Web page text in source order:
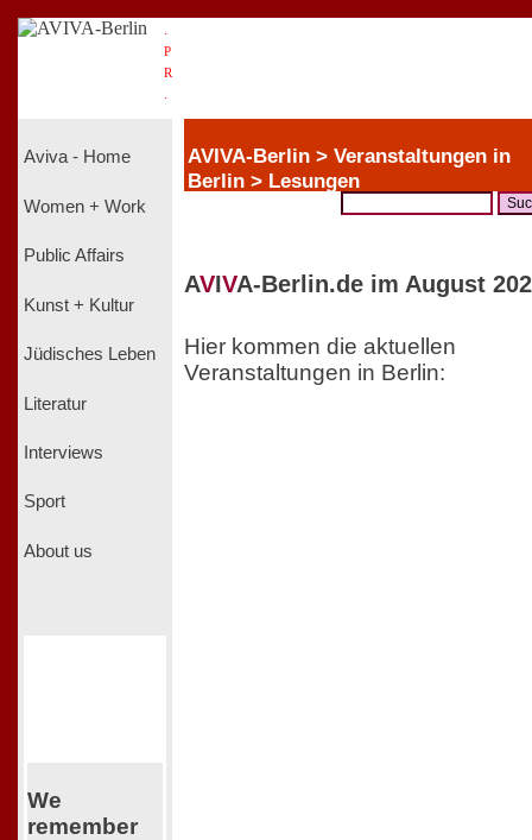
P
R
Aviva - Home
Women + Work
Public Affairs
Kunst + Kultur
Jüdisches Leben
Literatur
Interviews
Sport
About us
We
remember
AVIVA-Berlin > Veranstaltungen in
Berlin > Lesungen
AVIVA-Berlin.de im August
Hier kommen die aktuellen
Veranstaltungen in Berlin: